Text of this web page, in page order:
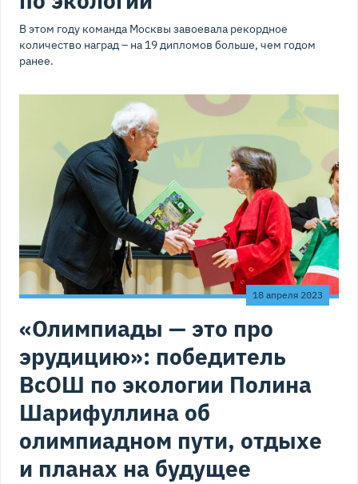
В этом году команда Москвы завоевала рекордное
количество наград – на 19 дипломов больше, чем годом
ранее.
18 апреля 2023
«Олимпиады — это про
эрудицию»: победитель
ВсОШ по экологии Полина
Шарифуллина об
олимпиадном пути, отдыхе
и планах на будущее